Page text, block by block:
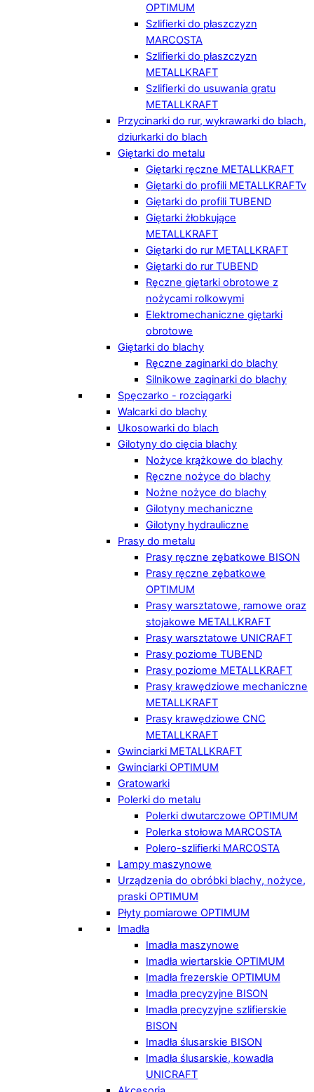
OPTIMUM
Szlifierki do płaszczyzn
MARCOSTA
Szlifierki do płaszczyzn
METALLKRAFT
Szlifierki do usuwania gratu
METALLKRAFT
Przycinarki do rur, wykrawarki do blach,
dziurkarki do blach
Giętarki do metalu
Giętarki ręczne METALLKRAFT
Giętarki do profili METALLKRAFTv
Giętarki do profili TUBEND
Giętarki żłobkujące
METALLKRAFT
Giętarki do rur METALLKRAFT
Giętarki do rur TUBEND
Ręczne giętarki obrotowe z
nożycami rolkowymi
Elektromechaniczne giętarki
obrotowe
Giętarki do blachy
Ręczne zaginarki do blachy
Silnikowe zaginarki do blachy
Spęczarko - rozciągarki
Walcarki do blachy
Ukosowarki do blach
Gilotyny do cięcia blachy
Nożyce krążkowe do blachy
Ręczne nożyce do blachy
Nożne nożyce do blachy
Gilotyny mechaniczne
Gilotyny hydrauliczne
Prasy do metalu
Prasy ręczne zębatkowe BISON
Prasy ręczne zębatkowe
OPTIMUM
Prasy warsztatowe, ramowe oraz
stojakowe METALLKRAFT
Prasy warsztatowe UNICRAFT
Prasy poziome TUBEND
Prasy poziome METALLKRAFT
Prasy krawędziowe mechaniczne
METALLKRAFT
Prasy krawędziowe CNC
METALLKRAFT
Gwinciarki METALLKRAFT
Gwinciarki OPTIMUM
Gratowarki
Polerki do metalu
Polerki dwutarczowe OPTIMUM
Polerka stołowa MARCOSTA
Polero-szlifierki MARCOSTA
Lampy maszynowe
Urządzenia do obróbki blachy, nożyce,
praski OPTIMUM
Płyty pomiarowe OPTIMUM
Imadła
Imadła maszynowe
Imadła wiertarskie OPTIMUM
Imadła frezerskie OPTIMUM
Imadła precyzyjne BISON
Imadła precyzyjne szlifierskie
BISON
Imadła ślusarskie BISON
Imadła ślusarskie, kowadła
UNICRAFT